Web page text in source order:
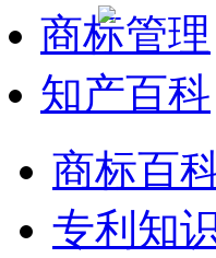
商标管理
知产百科
商标百
专利知